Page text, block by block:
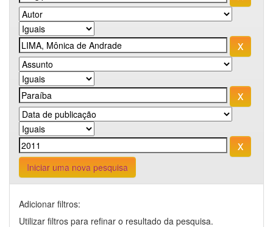
Iniciar uma nova pesquisa
Adicionar filtros:
Utilizar filtros para refinar o resultado da pesquisa.